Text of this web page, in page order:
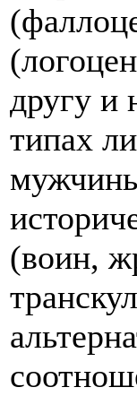
другу и
типах
(воин,